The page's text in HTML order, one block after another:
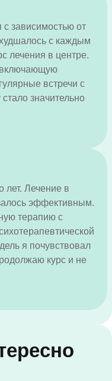
с зависимостью от
с каждым
лечения в центре.
включающую
встречи с
значительно
трезв.
лет. Лечение в
эффективным.
терапию с
я почувствовал
курс и не